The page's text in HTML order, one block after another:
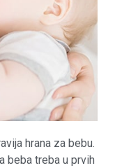
hrana za bebu.
beba treba u prvih